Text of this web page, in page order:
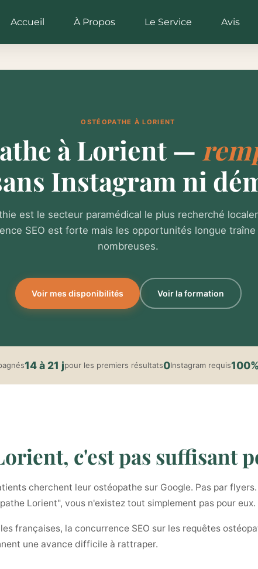
Accueil À Propos Le Service Avis
OSTÉOPATHE À LORIENT
à Lorient —
Instagram ni
est le secteur paramédical le plus recherché
SEO est forte mais les opportunités longue
nombreuses.
Voir mes disponibilités Voir la formation
14 à 21 jpour les premiers résultats0Instagram requis100%
c'est pas suffisant
cherchent leur ostéopathe sur Google. Pas par
Lorient", vous n'existez tout simplement pas pour eux.
françaises, la concurrence SEO sur les requêtes
une avance difficile à rattraper.